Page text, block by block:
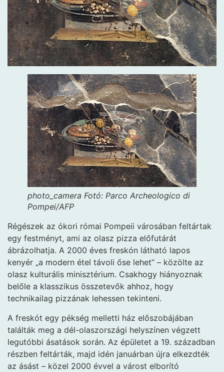
photo_camera Fotó: Parco Archeologico di
Pompei/AFP
Régészek az ókori római Pompeii városában feltártak
egy festményt, ami az olasz pizza előfutárát
ábrázolhatja. A 2000 éves freskón látható lapos
kenyér „a modern étel távoli őse lehet” – közölte az
olasz kulturális minisztérium. Csakhogy hiányoznak
belőle a klasszikus összetevők ahhoz, hogy
technikailag pizzának lehessen tekinteni.
A freskót egy pékség melletti ház előszobájában
találták meg a dél-olaszországi helyszínen végzett
legutóbbi ásatások során. Az épületet a 19. században
részben feltárták, majd idén januárban újra elkezdték
az ásást – közel 2000 évvel a várost elborító